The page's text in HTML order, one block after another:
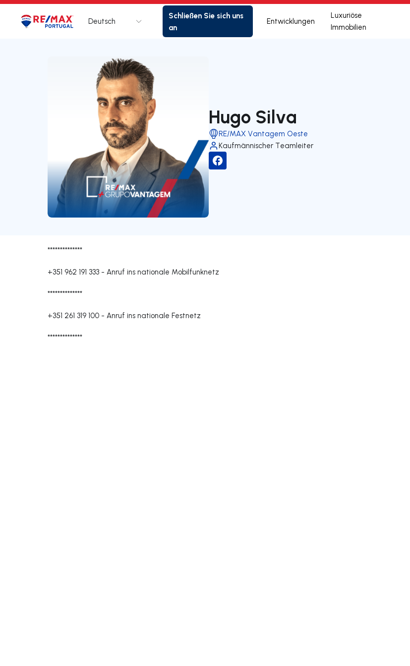
Logo Zur Startseite
Deutsch
Schließen Sie sich uns
an
Entwicklungen
Luxuriöse
Immobilien
Hugo Silva
RE/MAX Vantagem Oeste
Kaufmännischer Teamleiter
**************
+351 962 191 333 - Anruf ins nationale Mobilfunknetz
**************
+351 261 319 100 - Anruf ins nationale Festnetz
**************